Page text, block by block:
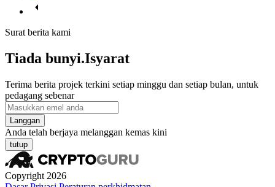
Surat berita kami
Tiada bunyi.Isyarat
Terima berita projek terkini setiap minggu dan setiap bulan, untuk
pedagang sebenar
Langgan
Anda telah berjaya melanggan kemas kini
tutup
Copyright 2026